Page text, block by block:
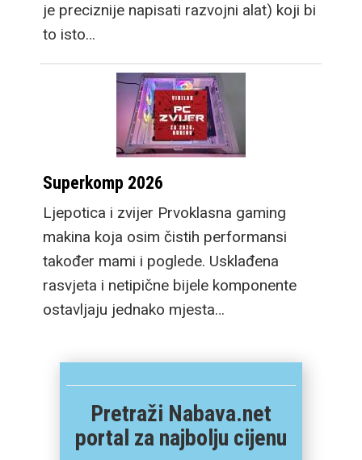
je preciznije napisati razvojni alat) koji bi
to isto…
Superkomp 2026
Ljepotica i zvijer Prvoklasna gaming
makina koja osim čistih performansi
također mami i poglede. Usklađena
rasvjeta i netipične bijele komponente
ostavljaju jednako mjesta…
Pretraži Nabava.net
portal za najbolju cijenu